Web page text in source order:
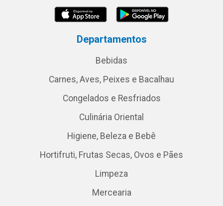
Departamentos
Bebidas
Carnes, Aves, Peixes e Bacalhau
Congelados e Resfriados
Culinária Oriental
Higiene, Beleza e Bebê
Hortifruti, Frutas Secas, Ovos e Pães
Limpeza
Mercearia